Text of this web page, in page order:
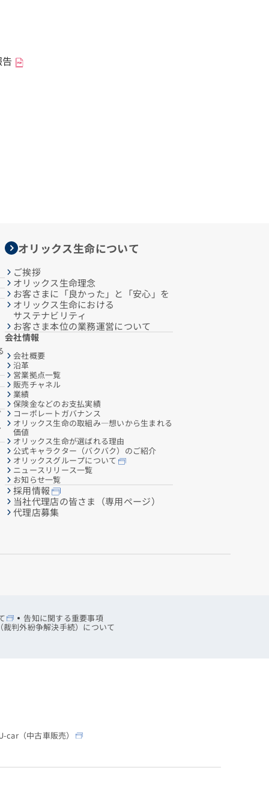
オリックス生命について
ご挨拶
オリックス生命理念
お客さまに「良かった」と「安心」を
オリックス生命における
サステナビリティ
お客さま本位の業務運営について
会社情報
会社概要
沿革
営業拠点一覧
販売チャネル
業績
保険金などのお支払実績
コーポレートガバナンス
オリックス生命の取組み―想いから生まれる
価値
オリックス生命が選ばれる理由
公式キャラクター（バクバク）のご紹介
オリックスグループについて
ニュースリリース一覧
お知らせ一覧
採用情報
当社代理店の皆さま（専用ページ）
代理店募集
告知に関する重要事項
裁判外紛争解決手続）について
car（中古車販売）